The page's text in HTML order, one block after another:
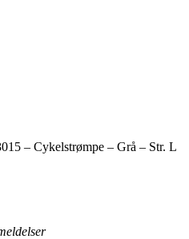
– Cykelstrømpe – Grå – Str. L